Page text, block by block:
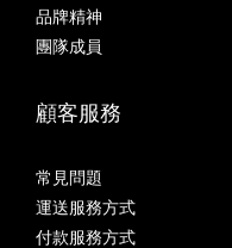
品牌精神
團隊成員
顧客服務
常見問題
運送服務方式
付款服務方式